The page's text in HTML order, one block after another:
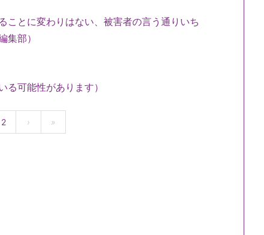
ことに変わりはない、被害者の言う通りいち
部）
る可能性があります）
2 › »